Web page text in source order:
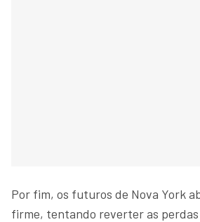
Por fim, os futuros de Nova York
firme, tentando reverter as perdas